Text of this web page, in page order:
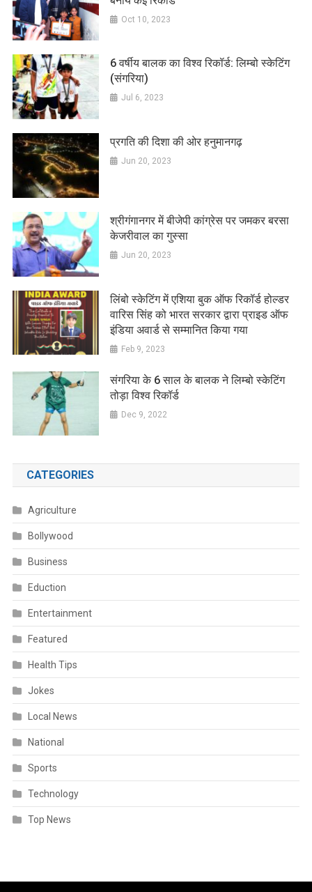
Oct 10, 2023
6 वर्षीय बालक का विश्व रिकॉर्ड: लिम्बो स्केटिंग
(संगरिया)
Jul 6, 2023
प्रगति की दिशा की ओर हनुमानगढ़
Jun 20, 2023
श्रीगंगानगर में बीजेपी कांग्रेस पर जमकर बरसा
केजरीवाल का गुस्सा
Jun 20, 2023
लिंबो स्केटिंग में एशिया बुक ऑफ रिकॉर्ड होल्डर
वारिस सिंह को भारत सरकार द्वारा प्राइड ऑफ
इंडिया अवार्ड से सम्मानित किया गया
Feb 9, 2023
संगरिया के 6 साल के बालक ने लिम्बो स्केटिंग
तोड़ा विश्व रिकॉर्ड
Dec 9, 2022
CATEGORIES
Agriculture
Bollywood
Business
Eduction
Entertainment
Featured
Health Tips
Jokes
Local News
National
Sports
Technology
Top News